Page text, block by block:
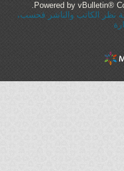
Powered by vBulletin®
نظر الكاتب والناشر فحسب،